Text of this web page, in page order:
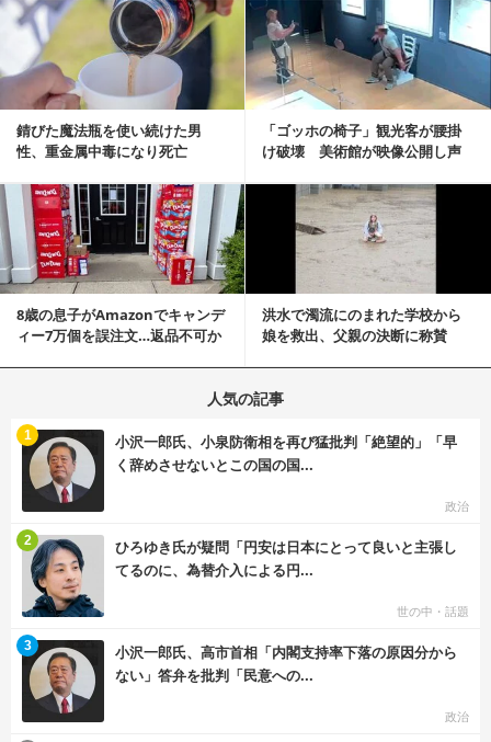
錆びた魔法瓶を使い続けた男
性、重金属中毒になり死亡
「ゴッホの椅子」観光客が腰掛
け破壊 美術館が映像公開し声
記事を読む
8歳の息子がAmazonでキャンデ
ィー7万個を誤注文…返品不可か
洪水で濁流にのまれた学校から
娘を救出、父親の決断に称賛
記事を読む
人気の記事
小沢一郎氏、小泉防衛相を再び猛批判「絶望的」「早
く辞めさせないとこの国の国...
政治
1
ひろゆき氏が疑問「円安は日本にとって良いと主張し
てるのに、為替介入による円...
世の中・話題
2
小沢一郎氏、高市首相「内閣支持率下落の原因分から
ない」答弁を批判「民意への...
政治
3